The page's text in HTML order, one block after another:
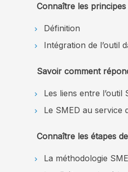
Connaître les
Définition
Intégration de l’outil
Savoir comment
Les liens entre l’outil
Le SMED au service
Connaître les étapes
La méthodologie